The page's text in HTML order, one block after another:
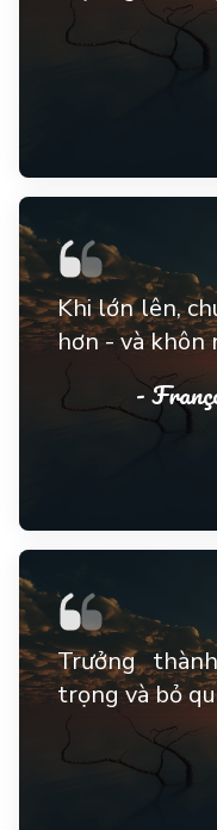
Khi lớn lên,
hơn - và khôn
-
Trưởng
trọng và bỏ